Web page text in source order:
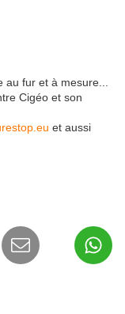
fur et à mesure...
Cigéo et son
et aussi